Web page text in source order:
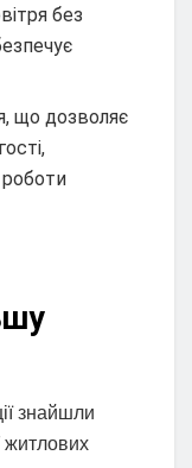
без
що дозволяє
знайшли
житлових